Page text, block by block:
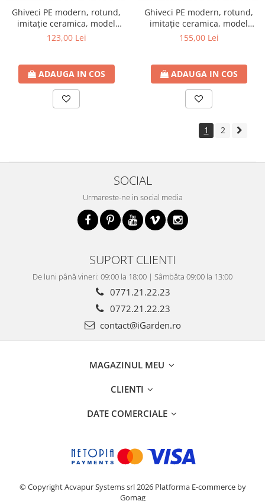
Ghiveci PE modern, rotund,
imitație ceramica, model
MODERNO M
123,00 Lei
ADAUGA IN COS
Ghiveci PE modern, rotund,
imitație ceramica, model
MODERNO L
155,00 Lei
ADAUGA IN COS
1 2
SOCIAL
Urmareste-ne in social media
SUPORT CLIENTI
De luni până vineri: 09:00 la 18:00 | Sâmbăta 09:00 la 13:00
0771.21.22.23
0772.21.22.23
contact@iGarden.ro
MAGAZINUL MEU
CLIENTI
DATE COMERCIALE
© Copyright Acvapur Systems srl 2026 Platforma E-commerce by
Gomag